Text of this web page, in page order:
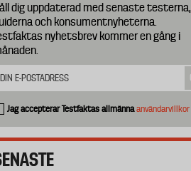
dig uppdaterad med senaste testerna,
och konsumentnyheterna.
nyhetsbrev kommer en gång i
Jag accepterar Testfaktas allmännaanvändarvillkor